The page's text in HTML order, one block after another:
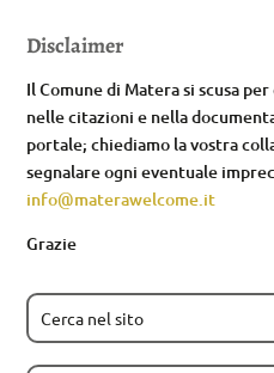
Disclaimer
Il Comune di Matera si scusa
nelle citazioni e nella
portale; chiediamo la vostra
segnalare ogni eventuale
info@materawelcome.it
Grazie